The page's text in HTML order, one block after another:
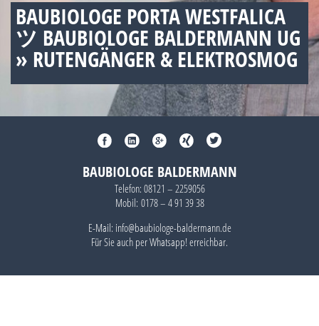
BAUBIOLOGE PORTA WESTFALICA
ツ BAUBIOLOGE BALDERMANN UG
» RUTENGÄNGER & ELEKTROSMOG
BAUBIOLOGE BALDERMANN
Telefon: 08121 – 2259056
Mobil: 0178 – 4 91 39 38
E-Mail: info@baubiologe-baldermann.de
Für Sie auch perWhatsapp!erreichbar.